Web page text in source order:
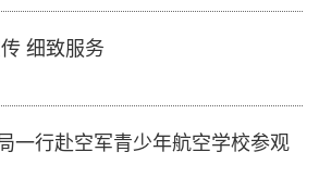
细致服务
一行赴空军青少年航空学校参观